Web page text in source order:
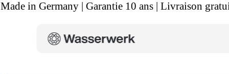
Made in Germany | Garantie 10 ans | Livraison